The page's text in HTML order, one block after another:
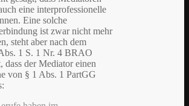
eine interprofessionelle
Eine solche
ist zwar nicht mehr
steht aber nach dem
1 S. 1 Nr. 4 BRAO
dass der Mediator einen
von § 1 Abs. 1 PartGG